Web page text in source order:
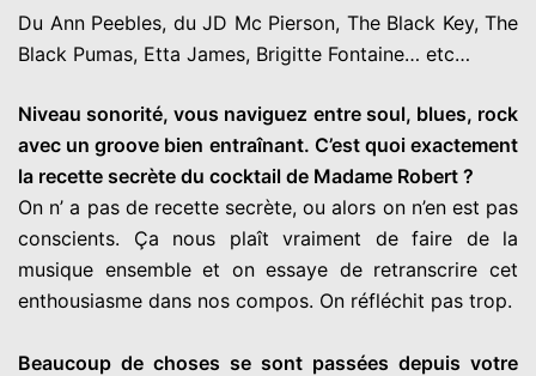
Du Ann Peebles, du JD Mc Pierson, The Black Key, The
Black Pumas, Etta James, Brigitte Fontaine… etc…
Niveau sonorité, vous naviguez entre soul, blues, rock
avec un groove bien entraînant. C’est quoi exactement
la recette secrète du cocktail de Madame Robert ?
On n’ a pas de recette secrète, ou alors on n’en est pas
conscients. Ça nous plaît vraiment de faire de la
musique ensemble et on essaye de retranscrire cet
enthousiasme dans nos compos. On réfléchit pas trop.
Beaucoup de choses se sont passées depuis votre